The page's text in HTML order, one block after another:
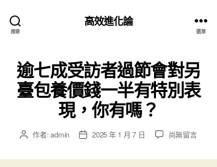
搜尋
高效進化論
選單
逾七成受訪者過節會對另
臺包養價錢一半有特別表
現，你有嗎？
文 作者:admin
文 2025 年 1 月 7 日
在
尚無留言